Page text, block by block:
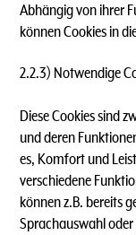
Abhängig von ihrer
können Cookies in
2.2.3) Notwendige
Diese Cookies sind
und deren
es, Komfort und
verschiedene
können z.B. bereits
Sprachauswahl